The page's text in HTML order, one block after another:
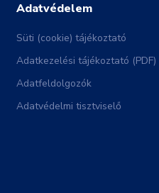
Adatvédelem
Süti (cookie) tájékoztató
Adatkezelési tájékoztató (PDF)
Adatfeldolgozók
Adatvédelmi tisztviselő